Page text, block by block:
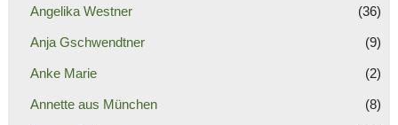
Angelika Westner (36)
Anja Gschwendtner (9)
Anke Marie (2)
Annette aus München (8)